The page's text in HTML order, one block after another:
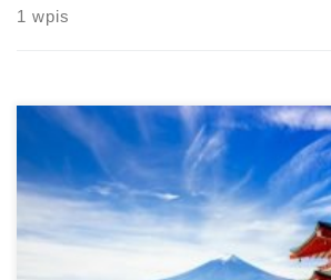
1 wpis
Przepisy w Japonii pozwalają tylko na
że tylko posiadacze licencji mogą uprawiać i
marihuanę….CZYTAJ WIĘCEJ